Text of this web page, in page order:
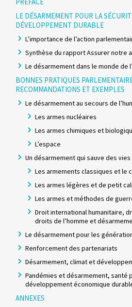
LE DÉSARMEMENT POUR LA
DÉVELOPPEMENT DURABLE
L’importance de l’action
Synthèse du rapport Assurer notre
Le désarmement dans le monde de
BONNES PRATIQUES
RECOMMANDATIONS ET EXEMPLES
Le désarmement au secours de
Les armes nucléaires
Les armes chimiques et
L’espace
Un désarmement qui sauve des vies
Les armements classiques et le
Les armes légères et de petit
Les armes et méthodes de
Droit international humanitaire,
droits de l’homme et
Le désarmement pour les
Renforcement des partenariats
Désarmement, climat et
Pandémies et désarmement, santé
développement économique
ANNEXES